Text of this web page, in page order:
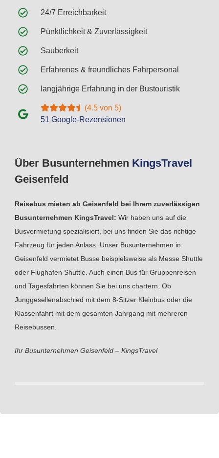
Über Busunternehmen KingsTravel
Geisenfeld
Reisebus mieten ab Geisenfeld bei Ihrem zuverlässigen
Busunternehmen KingsTravel: Wir haben uns auf die
Busvermietung spezialisiert, bei uns finden Sie das richtige
Fahrzeug für jeden Anlass. Unser Busunternehmen in
Geisenfeld vermietet Busse beispielsweise als Messe Shuttle
oder Flughafen Shuttle. Auch einen Bus für Gruppenreisen
und Tagesfahrten können Sie bei uns chartern. Ob
Junggesellenabschied mit dem 8-Sitzer Kleinbus oder die
Klassenfahrt mit dem gesamten Jahrgang mit mehreren
Reisebussen.
Ihr Busunternehmen Geisenfeld – KingsTravel
24/7 Erreichbarkeit
Pünktlichkeit & Zuverlässigkeit
Sauberkeit
Erfahrenes & freundliches Fahrpersonal
langjährige Erfahrung in der Bustouristik
(4.5 von 5)
51 Google-Rezensionen